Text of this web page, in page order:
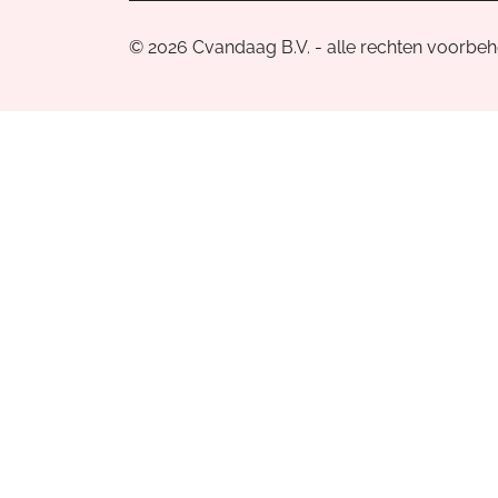
© 2026 Cvandaag B.V. - alle rechten